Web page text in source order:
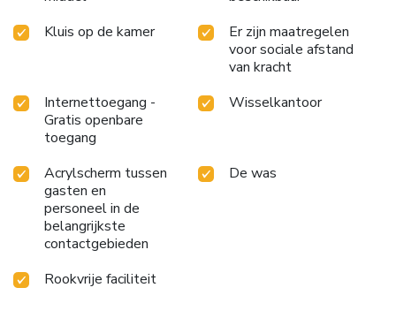
Kluis op de kamer
Er zijn maatregelen
voor sociale afstand
van kracht
Internettoegang -
Gratis openbare
toegang
Wisselkantoor
Acrylscherm tussen
gasten en
personeel in de
belangrijkste
contactgebieden
De was
Rookvrije faciliteit